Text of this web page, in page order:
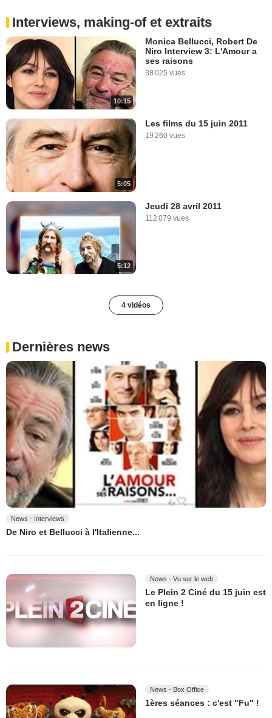
Interviews, making-of et extraits
10:15
Monica Bellucci, Robert De
Niro Interview 3: L'Amour a
ses raisons
38 025 vues
5:05
Les films du 15 juin 2011
19 260 vues
5:12
Jeudi 28 avril 2011
112 079 vues
4 vidéos
Dernières news
News - Interviews
De Niro et Bellucci à l'Italienne...
News - Vu sur le web
Le Plein 2 Ciné du 15 juin est
en ligne !
News - Box Office
1ères séances : c'est "Fu" !